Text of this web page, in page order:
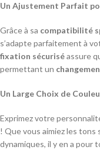
Un Ajustement Parfait
Grâce à sa compatibilité
s’adapte parfaitement à
fixation sécuriséassure
permettant un
Un Large Choix de
Exprimez votre
! Que vous aimiez les
dynamiques, il y en a pour